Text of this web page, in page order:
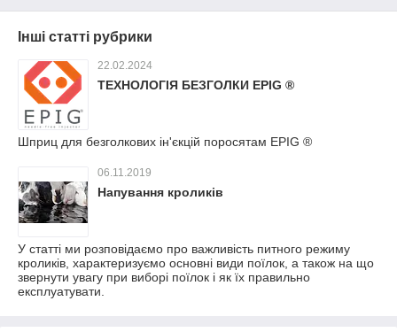
Інші статті рубрики
22.02.2024
ТЕХНОЛОГІЯ БЕЗГОЛКИ EPIG ®
Шприц для безголкових ін'єкцій поросятам EPIG ®
06.11.2019
Напування кроликів
У статті ми розповідаємо про важливість питного режиму
кроликів, характеризуємо основні види поїлок, а також на що
звернути увагу при виборі поїлок і як їх правильно
експлуатувати.